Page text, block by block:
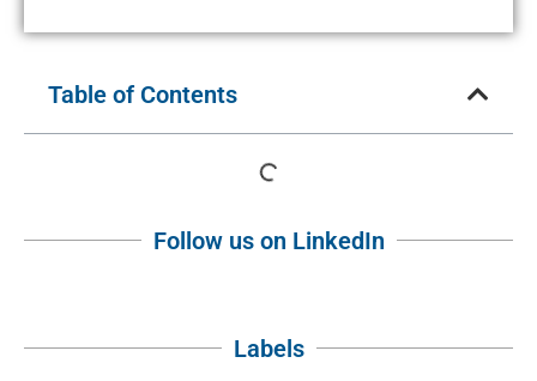
Table of Contents
Follow us on LinkedIn
Labels